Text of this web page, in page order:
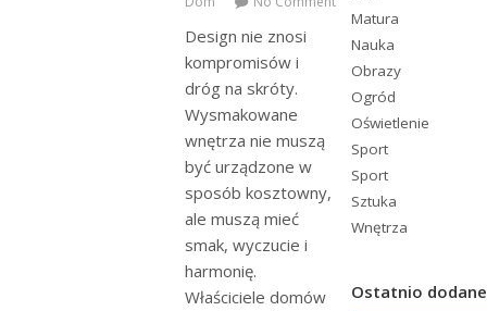
Design nie znosi
kompromisów i
dróg na skróty.
Wysmakowane
wnętrza nie muszą
być urządzone w
sposób kosztowny,
ale muszą mieć
smak, wyczucie i
harmonię.
Właściciele domów
Matura
Nauka
Obrazy
Ogród
Oświetlenie
Sport
Sport
Sztuka
Wnętrza
Ostatnio dodane